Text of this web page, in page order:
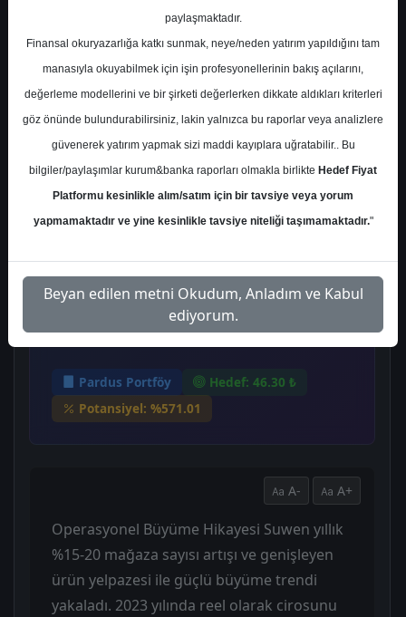
Ortalama Getiri Potansiyeli %-100.00
Salı, 14 Mayıs 2024
Ana Sayfa
Pardus Portföy
Pardus Portföy Suwen
için hedef fiyatını 46,30
TL, tavsiyesini ise 'AL'
olarak belirledi.
Pardus Portföy
Hedef: 46.30 ₺
Potansiyel: %571.01
A- A+
Operasyonel Büyüme Hikayesi Suwen yıllık
%15-20 mağaza sayısı artışı ve genişleyen
ürün yelpazesi ile güçlü büyüme trendi
yakaladı. 2023 yılında reel olarak cirosunu
paylaşmaktadır.
Finansal okuryazarlığa katkı sunmak, neye/neden yatırım yapıldığını tam
manasıyla okuyabilmek için işin profesyonellerinin bakış açılarını,
değerleme modellerini ve bir şirketi değerlerken dikkate aldıkları kriterleri
göz önünde bulundurabilirsiniz, lakin yalnızca bu raporlar veya analizlere
güvenerek yatırım yapmak sizi maddi kayıplara uğratabilir.. Bu
bilgiler/paylaşımlar kurum&banka raporları olmakla birlikte Hedef Fiyat
Platformu kesinlikle alım/satım için bir tavsiye veya yorum
yapmamaktadır ve yine kesinlikle tavsiye niteliği taşımamaktadır."
Beyan edilen metni Okudum, Anladım ve Kabul
ediyorum.